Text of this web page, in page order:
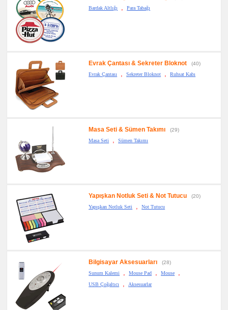
Bardak Altlığı
, Para Tabağı
Evrak Çantası & Sekreter Bloknot
(40)
Evrak Çantası
, Sekreter Bloknot , Ruhsat Kabı
Masa Seti & Sümen Takımı
(29)
Masa Seti
, Sümen Takımı
Yapışkan Notluk Seti & Not Tutucu
(20)
Yapışkan Notluk Seti
, Not Tutucu
Bilgisayar Aksesuarları
(28)
Sunum Kalemi
, Mouse Pad , Mouse ,
USB Çoğaltıcı , Aksesuarlar